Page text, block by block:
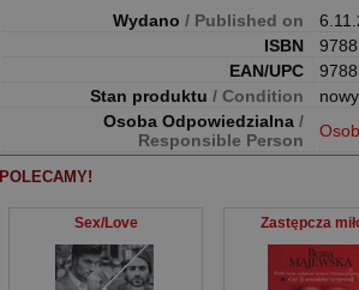
Wydano / Published on
ISBN
EAN/UPC
Stan produktu / Condition
Osoba Odpowiedzialna /
Responsible Person
POLECAMY!
Sex/Love Zastępcza